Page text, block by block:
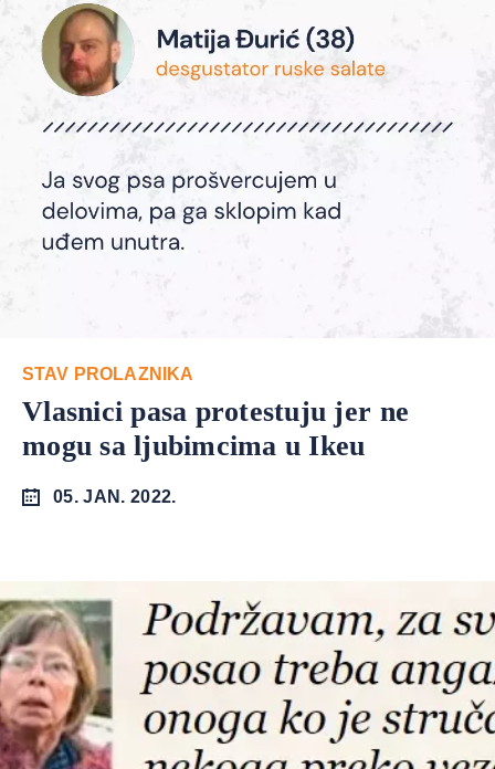
STAV PROLAZNIKA
Vlasnici pasa protestuju jer ne
mogu sa ljubimcima u Ikeu
05. JAN. 2022.